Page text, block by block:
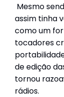
Mesmo
assim tinha
como um
tocadores
de edição
tornou
rádios.